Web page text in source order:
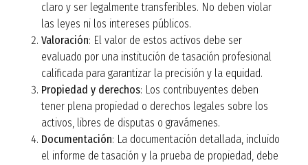
claro y ser legalmente transferibles. No deben violar
las leyes ni los intereses públicos.
Valoración: El valor de estos activos debe ser
evaluado por una institución de tasación profesional
calificada para garantizar la precisión y la equidad.
Propiedad y derechos: Los contribuyentes deben
tener plena propiedad o derechos legales sobre los
activos, libres de disputas o gravámenes.
Documentación: La documentación detallada, incluido
el informe de tasación y la prueba de propiedad, debe